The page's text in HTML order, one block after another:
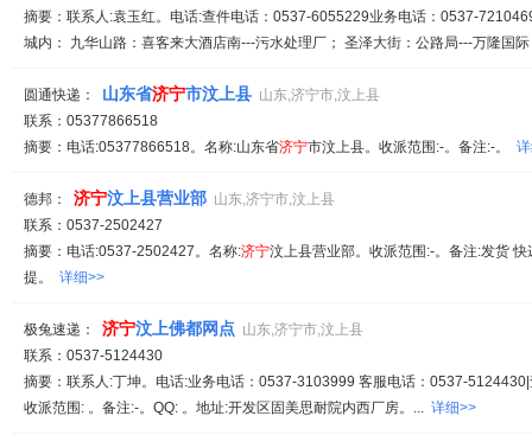
摘要：联系人:袁玉红。电话:查件电话：0537-6055229业务电话：0537-
城内： 九华山路：喜客来大酒店南---污水处理厂； 圣泽大街：公路局---万隆国
圆通快递： 山东省济宁市汶上县 山东,济宁市,汶上县
联系：05377866518
摘要：电话:05377866518。名称:山东省济宁市汶上县。收派范围:-。备注:-。
德邦： 济宁汶上县营业部 山东,济宁市,汶上县
联系：0537-2502427
摘要：电话:0537-2502427。名称:济宁汶上县营业部。收派范围:-。备注:发货
提。 详细>>
极兔速递： 济宁汶上佛都网点 山东,济宁市,汶上县
联系：0537-5124430
摘要：联系人:丁坤。电话:业务电话：0537-3103999 客服电话：0537-
收派范围: 。备注:-。QQ: 。地址:开发区固美思耐院内西厂房。... 详细>>